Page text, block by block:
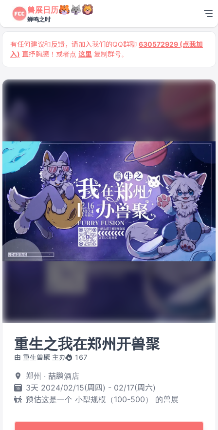
兽展日历
蝉鸣之时
有任何建议和反馈，请加入我们的QQ群聊 630572929 (点我加
入) 直抒胸臆！或者点 这里 复制群号。
重生之我在郑州开兽聚
由 重生兽聚 主办 167
郑州 · 喆鹏酒店
3天 2024/02/15(周四) - 02/17(周六)
预估这是一个 小型规模（100-500） 的兽展